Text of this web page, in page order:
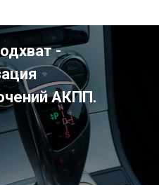
-
АКПП.